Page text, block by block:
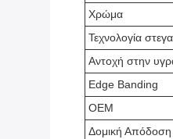
Χρώμα
Τεχνολογία
Αντοχή στην
Edge Banding
OEM
Δομική Απόδοση